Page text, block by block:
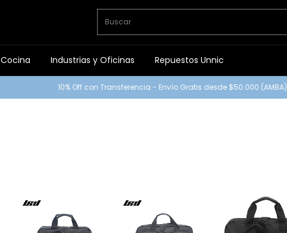
Cocina Industrias y Oficinas Repuestos Unnic
10% Off con Transferencia - Envío Gratis desde $50.000 (AMBA)